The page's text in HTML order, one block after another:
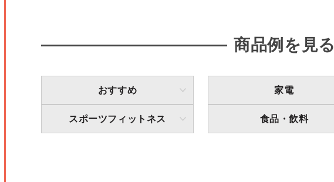
商品例を見る
おすすめ 家電
スポーツフィットネス 食品・飲料